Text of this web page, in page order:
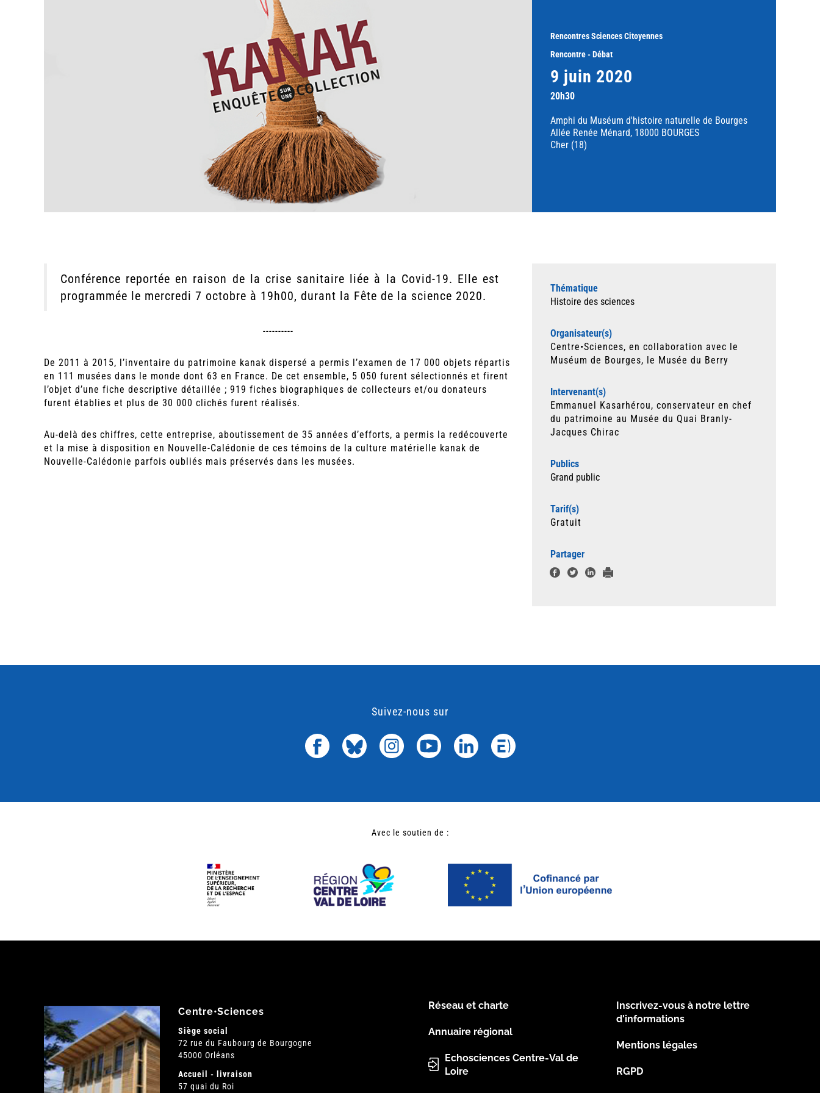
Rencontres Sciences Citoyennes
Rencontre - Débat
9 juin 2020
20h30
Amphi du Muséum d'histoire naturelle de Bourges
Allée Renée Ménard, 18000 BOURGES
Cher (18)
Conférence reportée en raison de la crise sanitaire liée à la Covid-19. Elle est
programmée le mercredi 7 octobre à 19h00, durant la Fête de la science 2020.
----------
De 2011 à 2015, l’inventaire du patrimoine kanak dispersé a permis l’examen de 17 000 objets répartis
en 111 musées dans le monde dont 63 en France. De cet ensemble, 5 050 furent sélectionnés et firent
l’objet d’une fiche descriptive détaillée ; 919 fiches biographiques de collecteurs et/ou donateurs
furent établies et plus de 30 000 clichés furent réalisés.
Au-delà des chiffres, cette entreprise, aboutissement de 35 années d’efforts, a permis la redécouverte
et la mise à disposition en Nouvelle-Calédonie de ces témoins de la culture matérielle kanak de
Nouvelle-Calédonie parfois oubliés mais préservés dans les musées.
Thématique
Histoire des sciences
Organisateur(s)
Centre•Sciences, en collaboration avec le
Muséum de Bourges, le Musée du Berry
Intervenant(s)
Emmanuel Kasarhérou, conservateur en chef
du patrimoine au Musée du Quai Branly-
Jacques Chirac
Publics
Grand public
Tarif(s)
Gratuit
Partager
Suivez-nous sur
Avec le soutien de :
Centre•Sciences
Siège social
72 rue du Faubourg de Bourgogne
45000 Orléans
Accueil - livraison
57 quai du Roi
Menu
Pied
Réseau et charte
Annuaire régional
Echosciences Centre-Val de
Loire
Footer
2
Inscrivez-vous à notre lettre
d'informations
Mentions légales
RGPD